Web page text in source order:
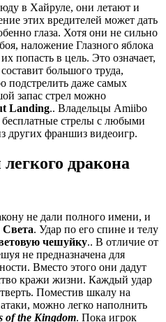
в Хайруле, они летают и
этих вредителей может дать
глаза. Хотя они не сильно
наложение Глазного яблока
попасть в цель. Это означает,
большого труда,
подстрелить даже самых
запас стрел можно
Landing.. Владельцы Amiibo
бесплатные стрелы с любыми
других франшиз видеоигр.
дракона
не дали полного имени, и
Света. Удар по его спине и телу
чешуйку.. В отличие от
не предназначена для
Вместо этого они дадут
кражи жизни. Каждый удар
Поместив шкалу на
можно легко наполнить
of the Kingdom. Пока игрок